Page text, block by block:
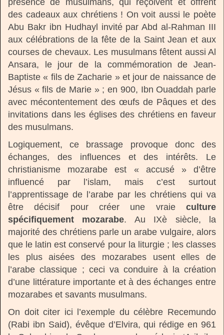
des cadeaux aux chrétiens ! On voit aussi le poète
Abu Bakr ibn Hudhayl invité par Abd al-Rahman III
aux célébrations de la fête de la Saint Jean et aux
courses de chevaux. Les musulmans fêtent aussi Al
Ansara, le jour de la commémoration de Jean-
Baptiste « fils de Zacharie » et jour de naissance de
Jésus « fils de Marie » ; en 900, Ibn Ouaddah parle
avec mécontentement des œufs de Pâques et des
invitations dans les églises des chrétiens en faveur
des musulmans.
Logiquement, ce brassage provoque donc des
échanges, des influences et des intérêts. Le
christianisme mozarabe est « accusé » d’être
influencé par l’islam, mais c’est surtout
l’apprentissage de l’arabe par les chrétiens qui va
être décisif pour créer une vraie culture
spécifiquement mozarabe. Au IXè siècle, la
majorité des chrétiens parle un arabe vulgaire, alors
que le latin est conservé pour la liturgie ; les classes
les plus aisées des mozarabes usent elles de
l’arabe classique ; ceci va conduire à la création
d’une littérature importante et à des échanges entre
mozarabes et savants musulmans.
On doit citer ici l’exemple du célèbre Recemundo
(Rabi ibn Said), évêque d’Elvira, qui rédige en 961